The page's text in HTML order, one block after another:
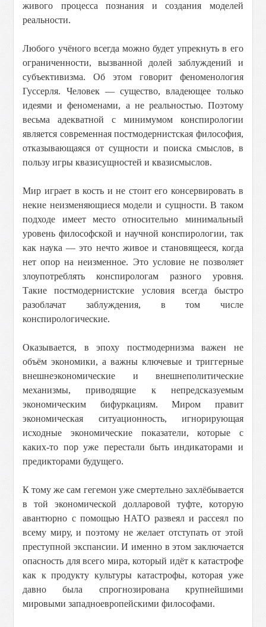
живого процесса познания и создания моделей
реальности.
Любого учёного всегда можно будет упрекнуть в его
ограниченности, вызванной долей заблуждений и
субъективизма. Об этом говорит феноменология
Гуссерля. Человек — существо, владеющее только
идеями и феноменами, а не реальностью. Поэтому
весьма адекватной с минимумом конспирологии
является современная постмодернистская философия,
отказывающаяся от сущности и поиска смыслов, в
пользу игры квазисущностей и квазисмыслов.
Мир играет в кость и не стоит его консервировать в
некие неизменяющиеся модели и сущности. В таком
подходе имеет место относительно минимальный
уровень философской и научной конспирологии, так
как наука — это нечто живое и становящееся, когда
нет опор на неизменное. Это условие не позволяет
злоупотреблять конспирологам разного уровня.
Такие постмодернистские условия всегда быстро
разоблачат заблуждения, в том числе
конспирологические.
Оказывается, в эпоху постмодернизма важен не
объём экономики, а важны ключевые и триггерные
внешнеэкономические и внешнеполитические
механизмы, приводящие к непредсказуемым
экономическим бифуркациям. Миром правит
экономическая ситуационность, игнорирующая
исходные экономические показатели, которые с
каких-то пор уже перестали быть индикаторами и
предикторами будущего.
К тому же сам гегемон уже смертельно захлёбывается
в той экономической долларовой туфте, которую
авантюрно с помощью НАТО развеял и рассеял по
всему миру, и поэтому не желает отступать от этой
преступной экспансии. И именно в этом заключается
опасность для всего мира, который идёт к катастрофе
как к продукту культуры катастрофы, которая уже
давно была спрогнозирована крупнейшими
мировыми западноевропейскими философами.